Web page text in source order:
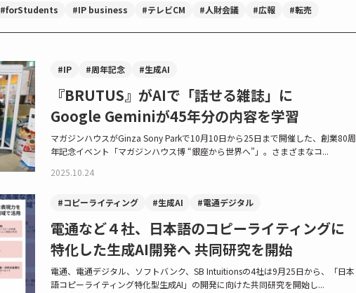
#forStudents #IP business #テレビCM #人財会議 #広報 #転売
#IP #周年記念 #生成AI
『BRUTUS』がAIで「話せる雑誌」に
Google Geminiが45年分の内容を学習
マガジンハウスがGinza Sony Parkで10月10日から25日まで開催した、創業80周
年記念イベント「マガジンハウス博 “銀座から世界へ”」。さまざまなコ...
2025.10.24
#コピーライティング #生成AI #電通デジタル
電通など４社、日本語のコピーライティングに
特化した生成AI開発へ 共同研究を開始
電通、電通デジタル、ソフトバンク、SB Intuitionsの4社は9月25日から、「日本
語コピーライティング特化型生成AI」の開発に向けた共同研究を開始し...